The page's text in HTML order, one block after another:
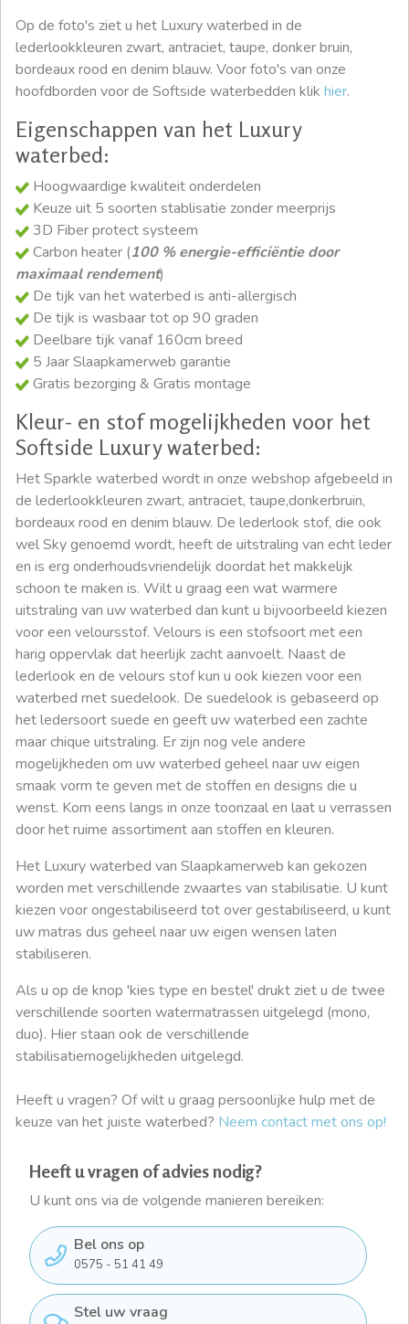
Op de foto's ziet u het Luxury waterbed in de
lederlookkleuren zwart, antraciet, taupe, donker bruin,
bordeaux rood en denim blauw. Voor foto's van onze
hoofdborden voor de Softside waterbedden klik hier.
Eigenschappen van het Luxury
waterbed:
Hoogwaardige kwaliteit onderdelen
Keuze uit 5 soorten stablisatie zonder meerprijs
3D Fiber protect systeem
Carbon heater (100 % energie-efficiëntie door
maximaal rendement)
De tijk van het waterbed is anti-allergisch
De tijk is wasbaar tot op 90 graden
Deelbare tijk vanaf 160cm breed
5 Jaar Slaapkamerweb garantie
Gratis bezorging & Gratis montage
Kleur- en stof mogelijkheden voor het
Softside Luxury waterbed:
Het Sparkle waterbed wordt in onze webshop afgebeeld in
de lederlookkleuren zwart, antraciet, taupe,donkerbruin,
bordeaux rood en denim blauw. De lederlook stof, die ook
wel Sky genoemd wordt, heeft de uitstraling van echt leder
en is erg onderhoudsvriendelijk doordat het makkelijk
schoon te maken is. Wilt u graag een wat warmere
uitstraling van uw waterbed dan kunt u bijvoorbeeld kiezen
voor een veloursstof. Velours is een stofsoort met een
harig oppervlak dat heerlijk zacht aanvoelt. Naast de
lederlook en de velours stof kun u ook kiezen voor een
waterbed met suedelook. De suedelook is gebaseerd op
het ledersoort suede en geeft uw waterbed een zachte
maar chique uitstraling. Er zijn nog vele andere
mogelijkheden om uw waterbed geheel naar uw eigen
smaak vorm te geven met de stoffen en designs die u
wenst. Kom eens langs in onze toonzaal en laat u verrassen
door het ruime assortiment aan stoffen en kleuren.
Het Luxury waterbed van Slaapkamerweb kan gekozen
worden met verschillende zwaartes van stabilisatie. U kunt
kiezen voor ongestabiliseerd tot over gestabiliseerd, u kunt
uw matras dus geheel naar uw eigen wensen laten
stabiliseren.
Als u op de knop 'kies type en bestel' drukt ziet u de twee
verschillende soorten watermatrassen uitgelegd (mono,
duo). Hier staan ook de verschillende
stabilisatiemogelijkheden uitgelegd.
Heeft u vragen? Of wilt u graag persoonlijke hulp met de
keuze van het juiste waterbed? Neem contact met ons op!
Heeft u vragen of advies nodig?
U kunt ons via de volgende manieren bereiken:
Bel ons op
0575 - 51 41 49
Stel uw vraag